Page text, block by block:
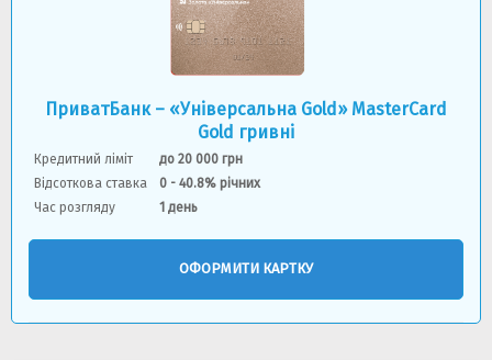
ПриватБанк – «Універсальна Gold» MasterCard
Gold гривні
Кредитний ліміт
до 20 000 грн
Відсоткова ставка
0 - 40.8% річних
Час розгляду
1 день
ОФОРМИТИ КАРТКУ